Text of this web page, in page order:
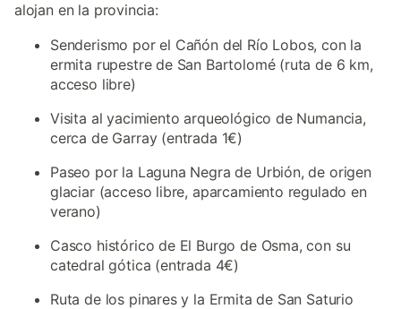
alojan en la provincia:
Senderismo por el Cañón del Río Lobos, con la
ermita rupestre de San Bartolomé (ruta de 6 km,
acceso libre)
Visita al yacimiento arqueológico de Numancia,
cerca de Garray (entrada 1€)
Paseo por la Laguna Negra de Urbión, de origen
glaciar (acceso libre, aparcamiento regulado en
verano)
Casco histórico de El Burgo de Osma, con su
catedral gótica (entrada 4€)
Ruta de los pinares y la Ermita de San Saturio